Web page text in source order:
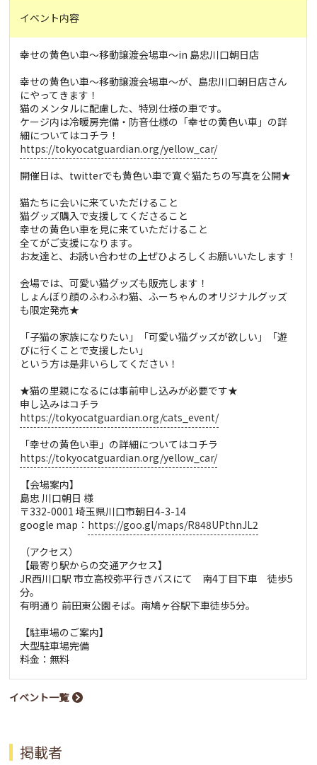
イベント内容
幸せの黄色い車～移動譲渡会場車～in 島忠川口朝日店
幸せの黄色い車～移動譲渡会場車～が、島忠川口朝日店さん
にやってきます！
猫のメンタルに配慮した、特別仕様の車です。
ケージ内は冷暖房完備・防音仕様の「幸せの黄色い車」の詳
細についてはコチラ！
https://tokyocatguardian.org/yellow_car/
開催日は、twitterでも黄色い車で寛ぐ猫たちの写真を公開★
猫たちに会いに来ていただけること
猫グッズ購入で支援してくださること
幸せの黄色い車を見に来ていただけること
全てがご支援になります。
お友達と、お誘い合わせの上ぜひよろしくお願いいたします！
会場では、可愛い猫グッズも販売します！
しょんぼり顔のふわふわ猫、ふーちゃんのオリジナルグッズ
も限定発売★
「子猫の家族になりたい」「可愛い猫グッズが欲しい」「遊
びに行くことで支援したい」
という方は是非いらしてください！
★猫の里親になるには事前申し込みが必要です★
申し込みはコチラ
https://tokyocatguardian.org/cats_event/
「幸せの黄色い車」の詳細についてはコチラ
https://tokyocatguardian.org/yellow_car/
【会場案内】
島忠 川口朝日 様
〒332-0001 埼玉県川口市朝日4-3-14
google map： https://goo.gl/maps/R848UPthnJL2
（アクセス）
【最寄り駅からの交通アクセス】
JR西川口駅 市立高校弥平行きバスにて 南4丁目下車 徒歩5
分。
有明通り 前田東公園そば。南鳩ヶ谷駅下車徒歩5分。
【駐車場のご案内】
大型駐車場完備
料金：無料
イベント一覧
掲載者